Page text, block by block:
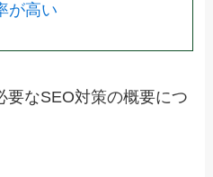
が高い
要なSEO対策の概要につ